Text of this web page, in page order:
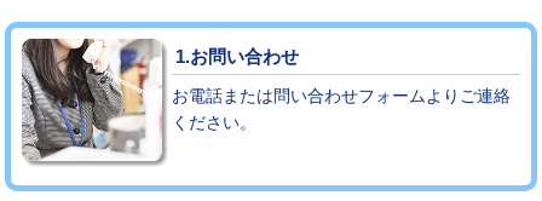
コンクリート斫り（厚さ10㎝まで）
コンクリート斫り（厚さ10㎝超え） 38,500円
モルタル補修（厚さ10㎝まで）
モルタル補修（厚さ10㎝超え） 38,500円
1.お問い合わせ
お電話または問い合わせフォームよりご連絡
ください。